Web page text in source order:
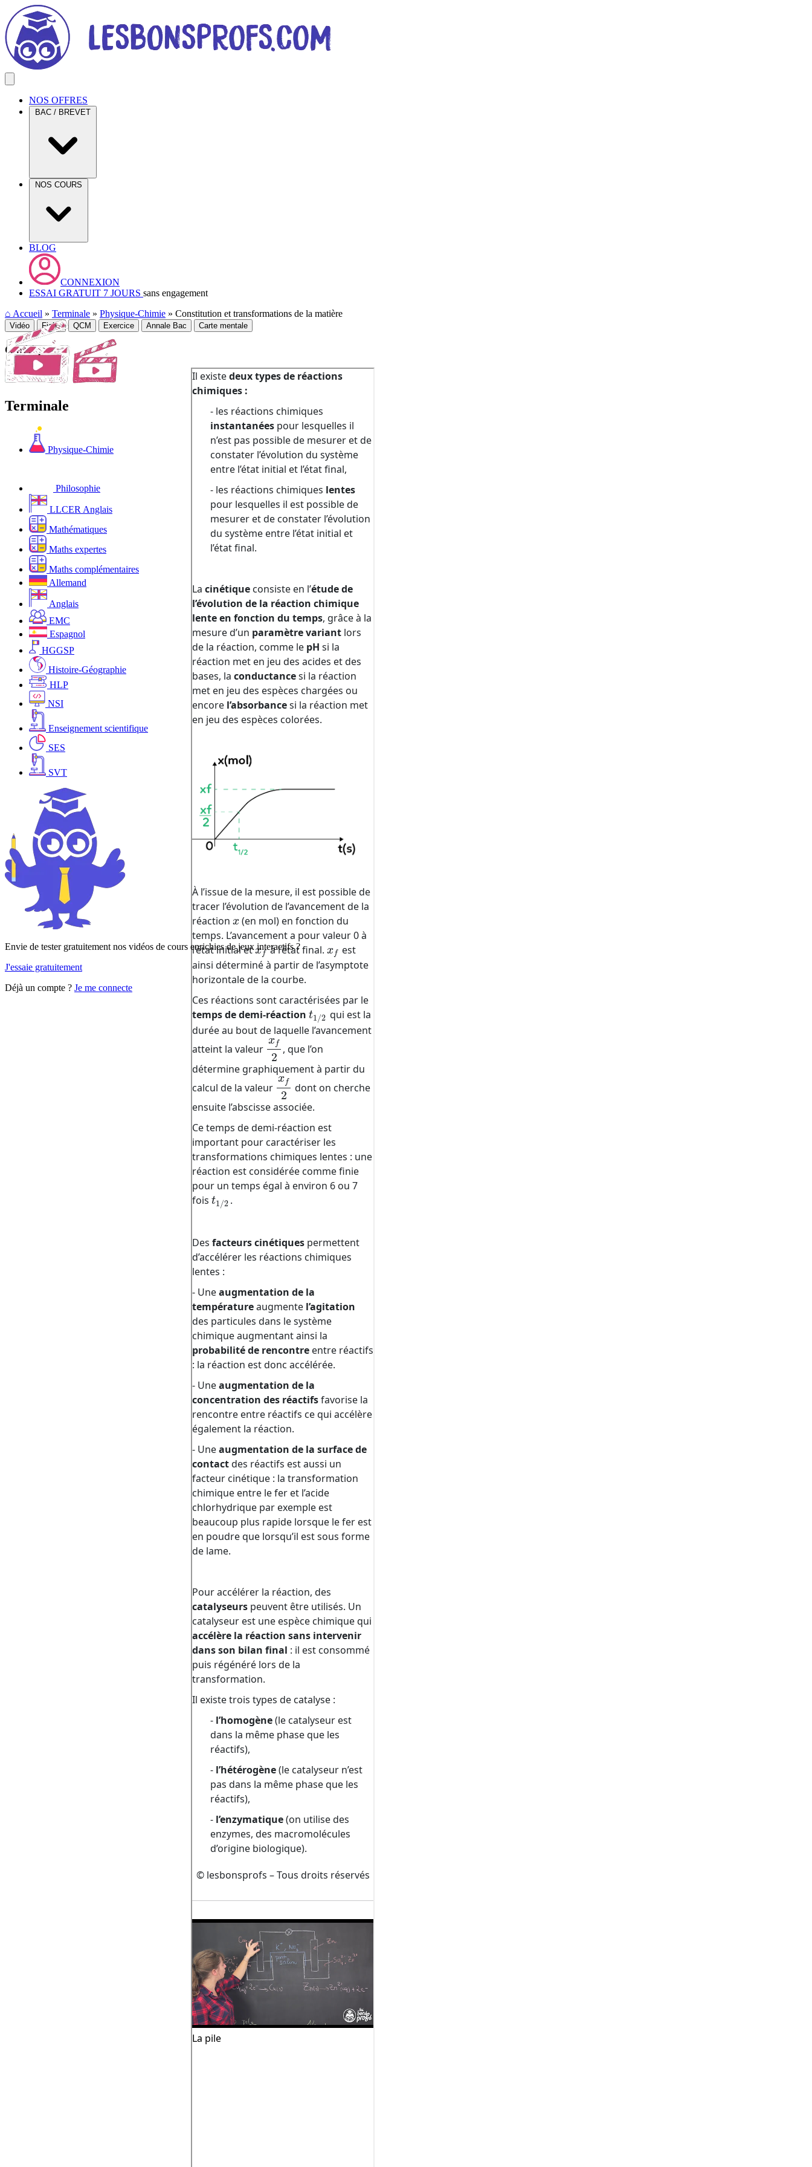
NOS OFFRES
BAC / BREVET
NOS COURS
BLOG
CONNEXION
ESSAI GRATUIT 7 JOURS sans engagement
⌂ Accueil » Terminale » Physique-Chimie » Constitution et transformations de la matière
Terminale
Physique-Chimie
Philosophie
LLCER Anglais
Mathématiques
Maths expertes
Maths complémentaires
Allemand
Anglais
EMC
Espagnol
HGGSP
Histoire-Géographie
HLP
NSI
Enseignement scientifique
SES
SVT
Envie de tester gratuitement nos vidéos de cours enrichies de jeux interactifs ?
J'essaie gratuitement
Déjà un compte ? Je me connecte
Vidéo Fiche QCM Exercice Annale Bac Carte mentale
Cinétique